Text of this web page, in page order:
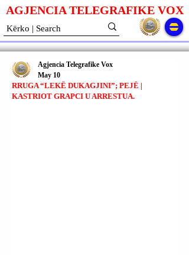
AGJENCIA TELEGRAFIKE VOX
RRUGA “LEKË DUKAGJINI”; PEJË |
KASTRIOT GRAPCI U ARRESTUA.
Agjencia Telegrafike Vox
May 10